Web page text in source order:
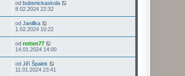
od bubenickaskola
8.02.2024 22:32
od Janillka
1.02.2024 10:22
od rotten77
14.01.2024 14:00
od Jiří Špalek
11.01.2024 23:41